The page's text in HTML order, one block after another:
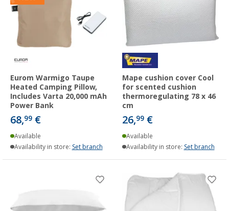
Eurom Warmigo Taupe
Heated Camping Pillow,
Includes Varta 20,000 mAh
Power Bank
68,99 €
Available
Availability in store: Set branch
Mape cushion cover Cool
for scented cushion
thermoregulating 78 x 46
cm
26,99 €
Available
Availability in store: Set branch